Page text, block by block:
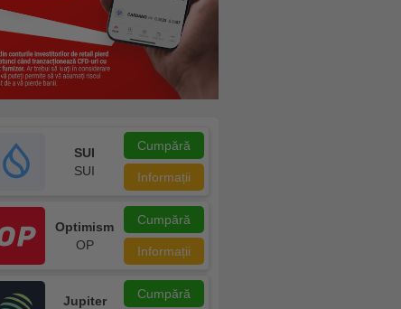
SUI
SUI
Cumpără
Informații
Optimism
OP
Cumpără
Informații
Jupiter
Cumpără